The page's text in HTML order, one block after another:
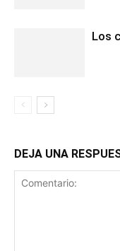
Los
DEJA UNA